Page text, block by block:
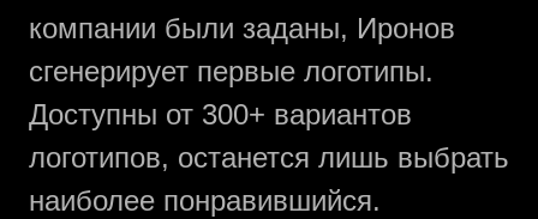
компании были заданы, Иронов
сгенерирует первые логотипы.
Доступны от 300+ вариантов
логотипов, останется лишь выбрать
наиболее понравившийся.